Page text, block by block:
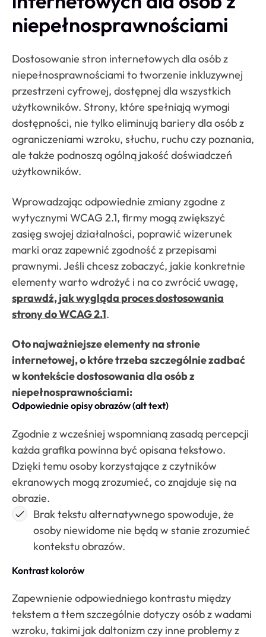
niepełnosprawnościami
Dostosowanie stron internetowych dla osób z
niepełnosprawnościami to tworzenie inkluzywnej
przestrzeni cyfrowej, dostępnej dla wszystkich
użytkowników. Strony, które spełniają wymogi
dostępności, nie tylko eliminują bariery dla osób z
ograniczeniami wzroku, słuchu, ruchu czy poznania,
ale także podnoszą ogólną jakość doświadczeń
użytkowników.
Wprowadzając odpowiednie zmiany zgodne z
wytycznymi WCAG 2.1, firmy mogą zwiększyć
zasięg swojej działalności, poprawić wizerunek
marki oraz zapewnić zgodność z przepisami
prawnymi. Jeśli chcesz zobaczyć, jakie konkretnie
elementy warto wdrożyć i na co zwrócić uwagę,
sprawdź, jak wygląda proces dostosowania
strony do WCAG 2.1.
Oto najważniejsze elementy na stronie
internetowej, o które trzeba szczególnie zadbać
w kontekście dostosowania dla osób z
niepełnosprawnościami:
Odpowiednie opisy obrazów (alt text)
Zgodnie z wcześniej wspomnianą zasadą percepcji
każda grafika powinna być opisana tekstowo.
Dzięki temu osoby korzystające z czytników
ekranowych mogą zrozumieć, co znajduje się na
obrazie.
Brak tekstu alternatywnego spowoduje, że
osoby niewidome nie będą w stanie zrozumieć
kontekstu obrazów.
Kontrast kolorów
Zapewnienie odpowiedniego kontrastu między
tekstem a tłem szczególnie dotyczy osób z wadami
wzroku, takimi jak daltonizm czy inne problemy z